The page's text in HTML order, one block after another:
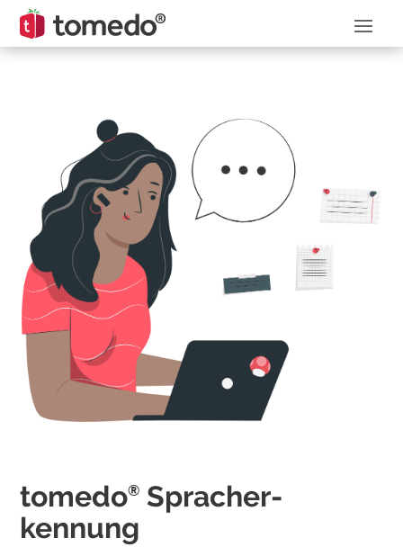
tomedo® Sprach­­er­
kennung